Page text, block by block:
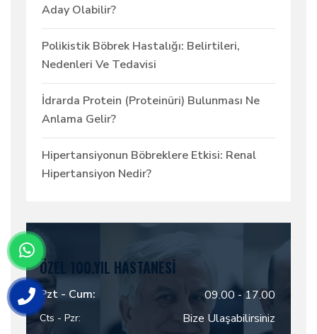
Aday Olabilir?
Polikistik Böbrek Hastalığı: Belirtileri,
Nedenleri Ve Tedavisi
İdrarda Protein (Proteinüri) Bulunması Ne
Anlama Gelir?
Hipertansiyonun Böbreklere Etkisi: Renal
Hipertansiyon Nedir?
ÖZEL 100.YIL HASTANESI
Pzt - Cum: 09.00 - 17.00
Cts - Pzr: Bize Ulaşabilirsiniz